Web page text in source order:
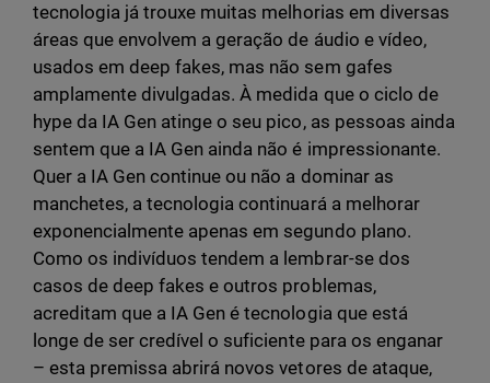
tecnologia já trouxe muitas melhorias em diversas
áreas que envolvem a geração de áudio e vídeo,
usados em deep fakes, mas não sem gafes
amplamente divulgadas. À medida que o ciclo de
hype da IA Gen atinge o seu pico, as pessoas ainda
sentem que a IA Gen ainda não é impressionante.
Quer a IA Gen continue ou não a dominar as
manchetes, a tecnologia continuará a melhorar
exponencialmente apenas em segundo plano.
Como os indivíduos tendem a lembrar-se dos
casos de deep fakes e outros problemas,
acreditam que a IA Gen é tecnologia que está
longe de ser credível o suficiente para os enganar
– esta premissa abrirá novos vetores de ataque,